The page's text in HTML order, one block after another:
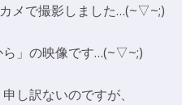
メで撮影しました…(~▽~;)
ら」の映像です…(~▽~;)
し訳ないのですが、